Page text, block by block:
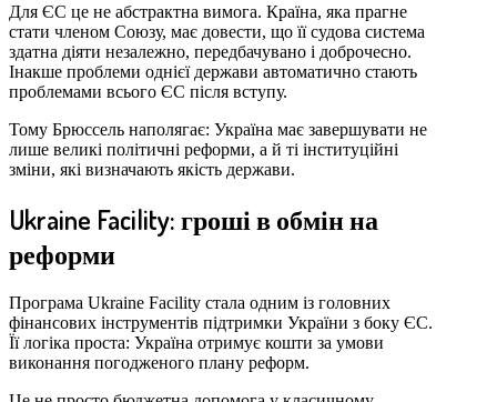
Для ЄС це не абстрактна вимога. Країна, яка прагне
стати членом Союзу, має довести, що її судова система
здатна діяти незалежно, передбачувано і доброчесно.
Інакше проблеми однієї держави автоматично стають
проблемами всього ЄС після вступу.
Тому Брюссель наполягає: Україна має завершувати не
лише великі політичні реформи, а й ті інституційні
зміни, які визначають якість держави.
Ukraine Facility: гроші в обмін на
реформи
Програма Ukraine Facility стала одним із головних
фінансових інструментів підтримки України з боку ЄС.
Її логіка проста: Україна отримує кошти за умови
виконання погодженого плану реформ.